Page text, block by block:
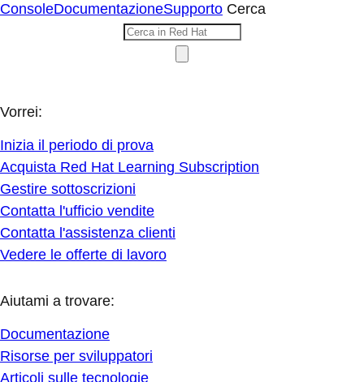
ConsoleDocumentazioneSupporto Cerca
Vorrei:
Inizia il periodo di prova
Acquista Red Hat Learning Subscription
Gestire sottoscrizioni
Contatta l'ufficio vendite
Contatta l'assistenza clienti
Vedere le offerte di lavoro
Aiutami a trovare:
Documentazione
Risorse per sviluppatori
Articoli sulle tecnologie